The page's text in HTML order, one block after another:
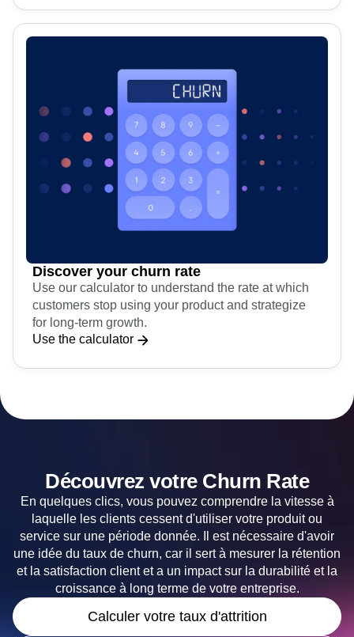
Discover your churn rate
Use our calculator to understand the rate at which
customers stop using your product and strategize
for long-term growth.
Use the calculator
Découvrez votre Churn Rate
En quelques clics, vous pouvez comprendre la vitesse à
laquelle les clients cessent d'utiliser votre produit ou
service sur une période donnée. Il est nécessaire d'avoir
une idée du taux de churn, car il sert à mesurer la rétention
et la satisfaction client et a un impact sur la durabilité et la
croissance à long terme de votre entreprise.
Calculer votre taux d'attrition